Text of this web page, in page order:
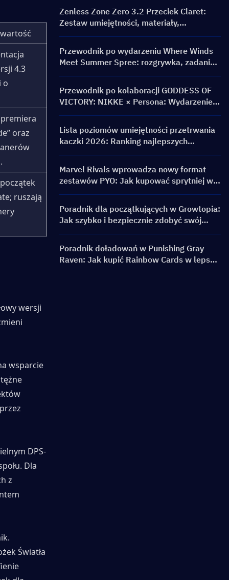
4.3
o
oraz
ruszają
wersji
wsparcie
DPS-
Dla
z
Światła
Zenless Zone Zero 3.2 Przeciek Claret:
Zestaw umiejętności, materiały,
sygnaturowy Silnik W i Kino Umysłu
Przewodnik po wydarzeniu Where Winds
Meet Summer Spree: rozgrywka, zadania i
nagrody
Przewodnik po kolaboracji GODDESS OF
VICTORY: NIKKE × Persona: Wydarzenie
PERSONA ON FRONTLINE, postacie,
banery i nagrody
Lista poziomów umiejętności przetrwania
kaczki 2026: Ranking najlepszych
umiejętności i przewodnik po buildach
Marvel Rivals wprowadza nowy format
zestawów PYO: Jak kupować sprytniej w
aktualizacji sklepu sezonu 9.5
Poradnik dla początkujących w Growtopia:
Jak szybko i bezpiecznie zdobyć swój
pierwszy World Lock
Poradnik doładowań w Punishing Gray
Raven: Jak kupić Rainbow Cards w lepszej